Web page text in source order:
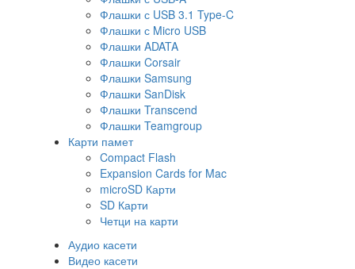
Флашки с USB 3.1 Type-C
Флашки с Micro USB
Флашки ADATA
Флашки Corsair
Флашки Samsung
Флашки SanDisk
Флашки Transcend
Флашки Teamgroup
Карти памет
Compact Flash
Expansion Cards for Mac
microSD Карти
SD Карти
Четци на карти
Аудио касети
Видео касети